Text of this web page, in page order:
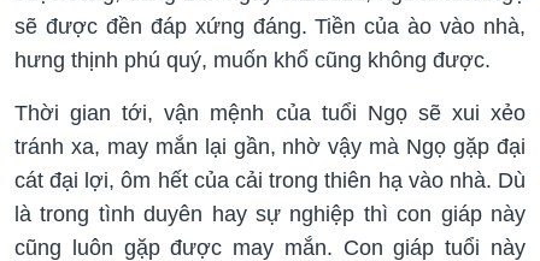
sẽ được đền đáp xứng đáng. Tiền của ào vào nhà,
hưng thịnh phú quý, muốn khổ cũng không được.
Thời gian tới, vận mệnh của tuổi Ngọ sẽ xui xẻo
tránh xa, may mắn lại gần, nhờ vậy mà Ngọ gặp đại
cát đại lợi, ôm hết của cải trong thiên hạ vào nhà. Dù
là trong tình duyên hay sự nghiệp thì con giáp này
cũng luôn gặp được may mắn. Con giáp tuổi này